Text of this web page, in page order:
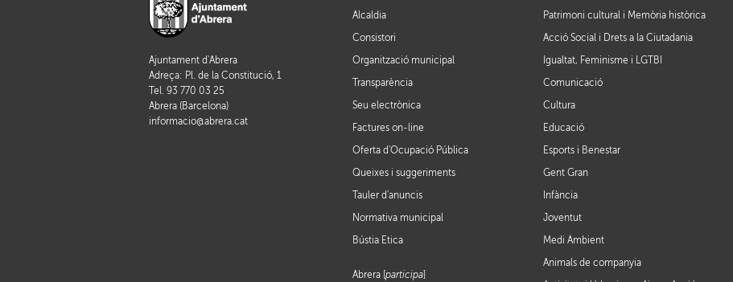
Ajuntament d'Abrera
Adreça: Pl. de la Constitució, 1
Tel. 93 770 03 25
Abrera (Barcelona)
informacio@abrera.cat
Alcaldia
Consistori
Organització municipal
Transparència
Seu electrònica
Factures on-line
Oferta d'Ocupació Pública
Queixes i suggeriments
Tauler d'anuncis
Normativa municipal
Bústia Ètica
Patrimoni cultural i Memòria històrica
Acció Social i Drets a la Ciutadania
Igualtat, Feminisme i LGTBI
Comunicació
Cultura
Educació
Esports i Benestar
Gent Gran
Infància
Joventut
Medi Ambient
Animals de companyia
Abrera [ participa